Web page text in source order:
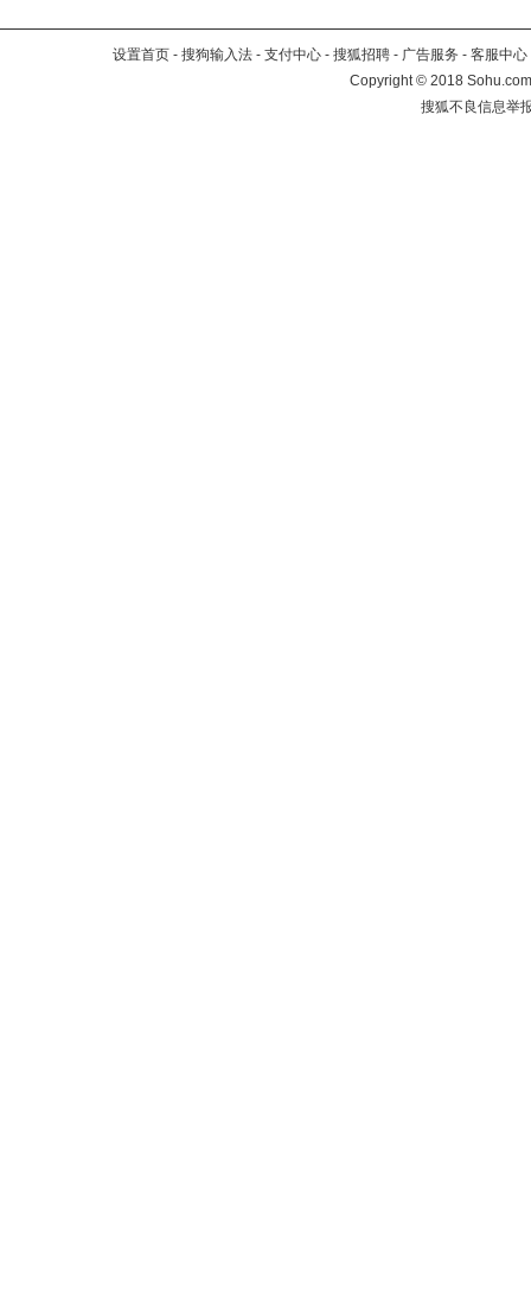
设置首页 - 搜狗输入法 - 支付中心 - 搜狐招聘 - 广告服务 - 客服中心
Copyright©2018
搜狐不良信息举